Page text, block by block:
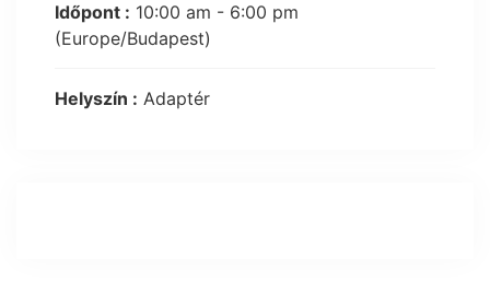
Időpont : 10:00 am - 6:00 pm
(Europe/Budapest)
Helyszín : Adaptér